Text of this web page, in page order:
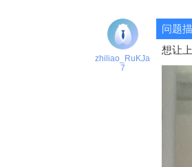
zhiliao_RuKJa
7
问题
想让